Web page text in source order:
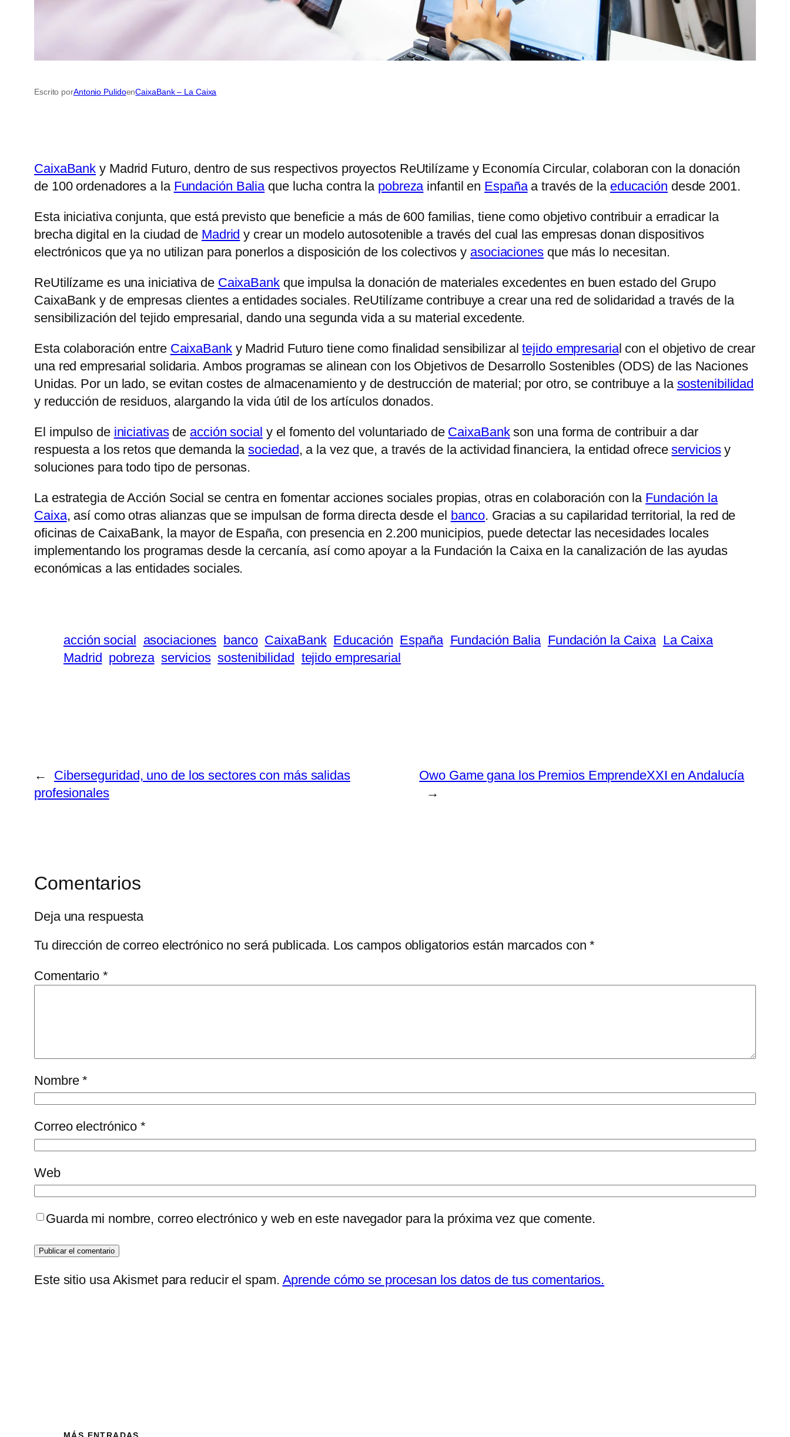
Escrito porAntonio PulidoenCaixaBank – La Caixa
CaixaBank y Madrid Futuro, dentro de sus respectivos proyectos ReUtilízame y Economía Circular, colaboran con la donación
de 100 ordenadores a la Fundación Baliaque lucha contra la pobrezainfantil en Españaa través de la educación desde 2001.
Esta iniciativa conjunta, que está previsto que beneficie a más de 600 familias, tiene como objetivo contribuir a erradicar la
brecha digital en la ciudad de Madrid y crear un modelo autosotenible a través del cual las empresas donan dispositivos
electrónicos que ya no utilizan para ponerlos a disposición de los colectivos y asociacionesque más lo necesitan.
ReUtilízame es una iniciativa de CaixaBankque impulsa la donación de materiales excedentes en buen estado del Grupo
CaixaBank y de empresas clientes a entidades sociales. ReUtilízame contribuye a crear una red de solidaridad a través de la
sensibilización del tejido empresarial, dando una segunda vida a su material excedente.
Esta colaboración entre CaixaBanky Madrid Futuro tiene como finalidad sensibilizar altejido empresarial con el objetivo de crear
una red empresarial solidaria. Ambos programas se alinean con los Objetivos de Desarrollo Sostenibles (ODS) de las Naciones
Unidas. Por un lado, se evitan costes de almacenamiento y de destrucción de material; por otro, se contribuye a la sostenibilidad
y reducción de residuos, alargando la vida útil de los artículos donados.
El impulso de iniciativasde acción social y el fomento del voluntariado de CaixaBankson una forma de contribuir a dar
respuesta a los retos que demanda lasociedad, a la vez que, a través de la actividad financiera, la entidad ofreceserviciosy
soluciones para todo tipo de personas.
La estrategia de Acción Social se centra en fomentar acciones sociales propias, otras en colaboración con la Fundación la
Caixa, así como otras alianzas que se impulsan de forma directa desde el banco. Gracias a su capilaridad territorial, la red de
oficinas de CaixaBank, la mayor de España, con presencia en 2.200 municipios, puede detectar las necesidades locales
implementando los programas desde la cercanía, así como apoyar a la Fundación la Caixa en la canalización de las ayudas
económicas a las entidades sociales.
acción social asociaciones banco CaixaBank Educación España Fundación Balia Fundación la Caixa La Caixa
Madrid pobreza servicios sostenibilidad tejido empresarial
←
Ciberseguridad, uno de los sectores con más salidas
profesionales
Owo Game gana los Premios EmprendeXXI en Andalucía
→
Comentarios
Deja una respuesta
Tu dirección de correo electrónico no será publicada. Los campos obligatorios están marcados con*
Comentario *
Nombre*
Correo electrónico*
Web
Guarda mi nombre, correo electrónico y web en este navegador para la próxima vez que comente.
Este sitio usa Akismet para reducir el spam. Aprende cómo se procesan los datos de tus comentarios.